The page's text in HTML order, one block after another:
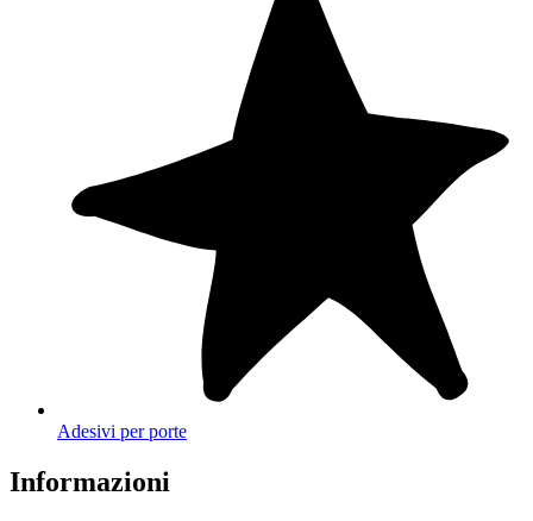
Adesivi per porte
Informazioni